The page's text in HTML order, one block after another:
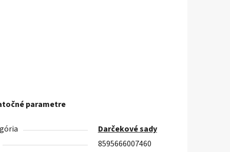
parametre
Darčekové sady
8595666007460